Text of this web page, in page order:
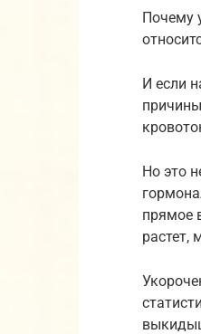
Почему
И если
Но это
прямое
растет,